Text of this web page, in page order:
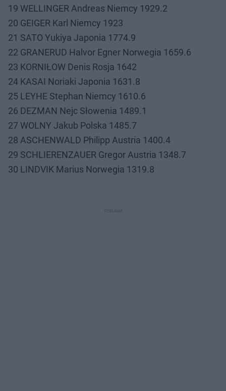
19 WELLINGER Andreas Niemcy 1929.2
20 GEIGER Karl Niemcy 1923
21 SATO Yukiya Japonia 1774.9
22 GRANERUD Halvor Egner Norwegia 1659.6
23 KORNIŁOW Denis Rosja 1642
24 KASAI Noriaki Japonia 1631.8
25 LEYHE Stephan Niemcy 1610.6
26 DEZMAN Nejc Słowenia 1489.1
27 WOLNY Jakub Polska 1485.7
28 ASCHENWALD Philipp Austria 1400.4
29 SCHLIERENZAUER Gregor Austria 1348.7
30 LINDVIK Marius Norwegia 1319.8